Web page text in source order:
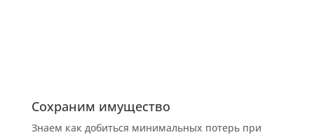
Сохраним имущество
Знаем как добиться минимальных потерь при